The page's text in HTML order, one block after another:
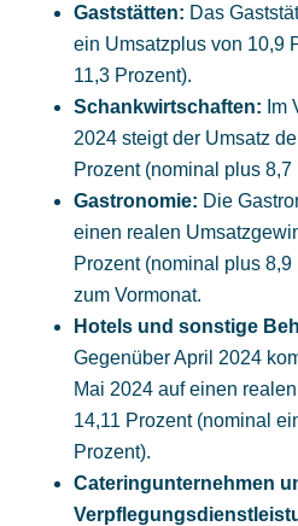
Gaststätten: Das
ein Umsatzplus von 10,9
11,3 Prozent).
Schankwirtschaften: Im
2024 steigt der Umsatz
Prozent (nominal plus 8,7
Gastronomie: Die
einen realen
Prozent (nominal plus
zum Vormonat.
Hotels und sonstige
Gegenüber April 2024
Mai 2024 auf einen
14,11 Prozent (nominal
Prozent).
Cateringunternehmen